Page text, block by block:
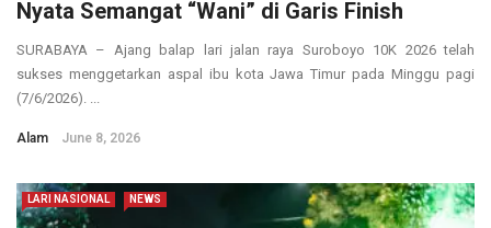
Nyata Semangat “Wani” di Garis Finish
SURABAYA – Ajang balap lari jalan raya Suroboyo 10K 2026 telah
sukses menggetarkan aspal ibu kota Jawa Timur pada Minggu pagi
(7/6/2026). ...
Alam June 8, 2026
LARI NASIONAL NEWS